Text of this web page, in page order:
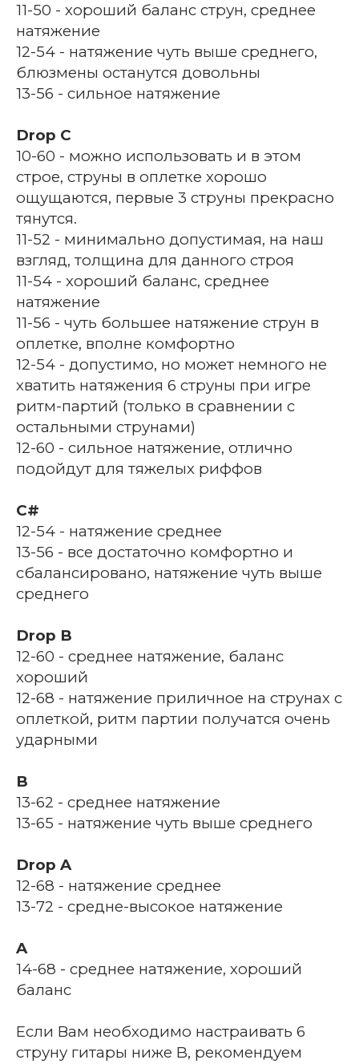
11-50 - хороший баланс струн, среднее
натяжение
12-54 - натяжение чуть выше среднего,
блюзмены останутся довольны
13-56 - сильное натяжение
Drop C
10-60 - можно использовать и в этом
строе, струны в оплетке хорошо
ощущаются, первые 3 струны прекрасно
тянутся.
11-52 - минимально допустимая, на наш
взгляд, толщина для данного строя
11-54 - хороший баланс, среднее
натяжение
11-56 - чуть большее натяжение струн в
оплетке, вполне комфортно
12-54 - допустимо, но может немного не
хватить натяжения 6 струны при игре
ритм-партий (только в сравнении с
остальными струнами)
12-60 - сильное натяжение, отлично
подойдут для тяжелых риффов
C#
12-54 - натяжение среднее
13-56 - все достаточно комфортно и
сбалансировано, натяжение чуть выше
среднего
Drop B
12-60 - среднее натяжение, баланс
хороший
12-68 - натяжение приличное на струнах с
оплеткой, ритм партии получатся очень
ударными
B
13-62 - среднее натяжение
13-65 - натяжение чуть выше среднего
Drop A
12-68 - натяжение среднее
13-72 - средне-высокое натяжение
A
14-68 - среднее натяжение, хороший
баланс
Если Вам необходимо настраивать 6
струну гитары ниже B, рекомендуем